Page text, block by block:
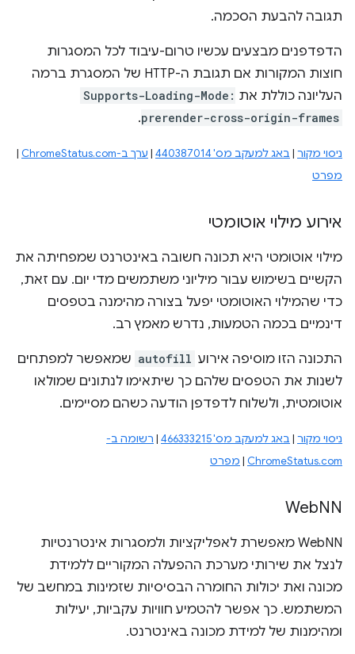
תגובה להבעת הסכמה.
הדפדפנים מבצעים עכשיו טרום-עיבוד לכל המסגרות
חוצות המקורות אם תגובת ה-HTTP של המסגרת ברמה
העליונה כוללת את Supports-Loading-Mode:
prerender-cross-origin-frames
.
ניסוי מקור | באג למעקב מס' 440387014 | ערך ב-ChromeStatus.com
|
מפרט
אירוע מילוי אוטומטי
מילוי אוטומטי היא תכונה חשובה באינטרנט שמפחיתה את
הקשיים בשימוש עבור מיליוני משתמשים מדי יום. עם זאת,
כדי שהמילוי האוטומטי יפעל בצורה מהימנה בטפסים
דינמיים בכמה הטמעות, נדרש מאמץ רב.
התכונה הזו מוסיפה אירוע autofill שמאפשר למפתחים
לשנות את הטפסים שלהם כך שיתאימו לנתונים שמולאו
אוטומטית, ולשלוח לדפדפן הודעה כשהם מסיימים.
ניסוי מקור | באג למעקב מס' 466333215 | רשומה ב-
ChromeStatus.com
| מפרט
WebNN
‫WebNN מאפשרת לאפליקציות ולמסגרות אינטרנטיות
לנצל את שירותי מערכת ההפעלה המקוריים ללמידת
מכונה ואת יכולות החומרה הבסיסיות שזמינות במחשב של
המשתמש. כך אפשר להטמיע חוויות עקביות, יעילות
ומהימנות של למידת מכונה באינטרנט.